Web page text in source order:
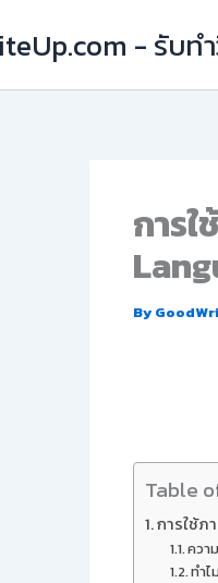
- รับ
การ
By
Table
การใช้ภ
ควา
ทำ